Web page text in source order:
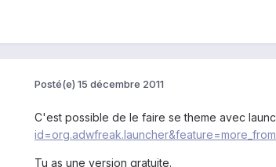
Posté(e) 15 décembre 2011
C'est possible de le faire se theme avec
Tu as une version gratuite.